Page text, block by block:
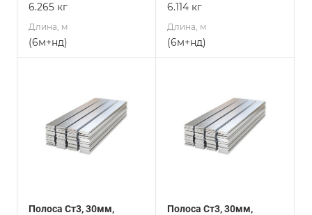
6.265 кг
Длина, м
(6м+нд)
6.114 кг
Длина, м
(6м+нд)
Полоса Ст3, 30мм,
Полоса Ст3, 30мм,